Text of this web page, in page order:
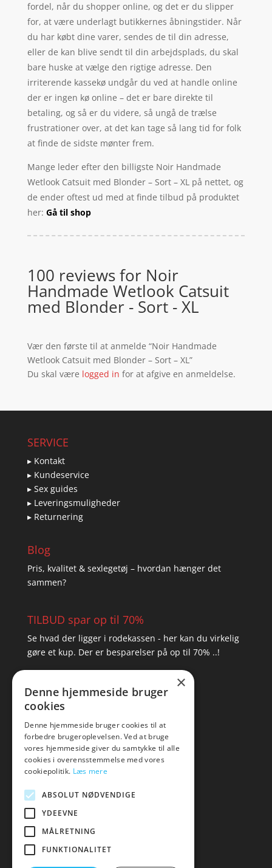
fordel, når du shopper online, og det er du slipper
for, at være underlagt butikkernes åbningstider. Når
du har købt dine varer, sendes de til din adresse,
eller de kan blive sendt til din arbejdsplads, du skal
bare huske at vælge den rigtige adresse. Den
irriterende kassekø undgår du ved at handle online
der er ingen kø online – det er bare direkte til
betaling, og så er du videre, så ungå de trælse
frustrationer over, at det kan tage så lang tid for folk
at finde de sidste mønter frem.
Mange leder efter den billigste Noir Handmade
Wetlook Catsuit med Blonder – Sort – XL på nettet, og
de ender oftest ud med at finde tilbud på produktet
her: Gå til shop
100 reviews for Noir
Handmade Wetlook Catsuit
med Blonder - Sort - XL
Vær den første til at anmelde “Noir Handmade
Wetlook Catsuit med Blonder – Sort – XL”
Du skal være logged in for at afgive en anmeldelse.
SERVICE
▸ Kontakt
▸ Kundeservice
▸ Sex guides
▸ Leveringsmuligheder
▸ Returnering
Blog
Pris, kvalitet & sexlegetøj – hvordan hænger det
sammen?
TILBUD spar op til 70%
Se hvad der ligger i rodekassen - her kan du virkelig
gøre et kup. Der er besparelser på op til 70% ..!
Tlf: 7876 8672
Mail: hej@amare.dk
×
Denne hjemmeside bruger
cookies
Denne hjemmeside bruger cookies til at
forbedre brugeroplevelsen. Ved at bruge
vores hjemmeside giver du samtykke til alle
cookies i overensstemmelse med vores
cookiepolitik. Læs mere
ABSOLUT NØDVENDIGE
YDEEVNE
MÅLRETNING
FUNKTIONALITET